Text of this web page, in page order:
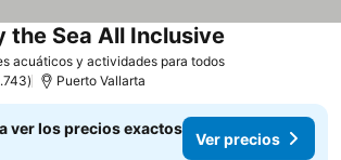
acuáticos y actividades para todos
the Sea All Inclusive
Puerto Vallarta
ver los precios exactos
Ver precios